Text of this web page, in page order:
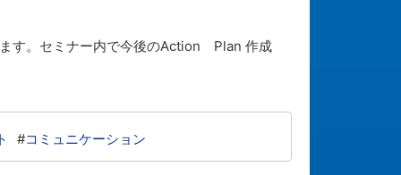
す。セミナー内で今後のAction Plan 作成
#コミュニケーション